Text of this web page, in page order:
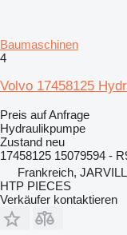
Baumaschinen
4
Volvo 17458125
Preis auf Anfrage
Hydraulikpumpe
Zustand neu
17458125 15079594 -
Frankreich,
HTP PIECES
Verkäufer kontaktieren